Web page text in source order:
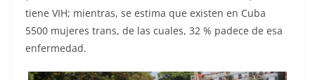
tiene VIH; mientras, se estima que existen en Cuba
5500 mujeres trans, de las cuales, 32 % padece de esa
enfermedad.